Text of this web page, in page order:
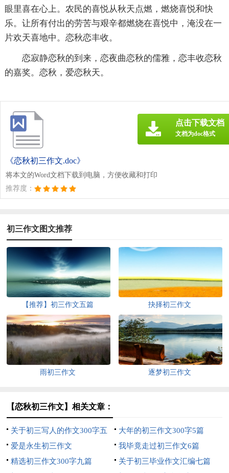
眼里喜在心上。农民的喜悦从秋天点燃，燃烧喜悦和快
乐。让所有付出的劳苦与艰辛都燃烧在喜悦中，淹没在一
片欢天喜地中。恋秋恋丰收。
恋寂静恋秋的到来，恋夜曲恋秋的儒雅，恋丰收恋秋
的嘉奖。恋秋，爱恋秋天。
《恋秋初三作文.doc》
将本文的Word文档下载到电脑，方便收藏和打印
推荐度：
点击下载文档
文档为doc格式
初三作文图文推荐
【推荐】初三作文五篇 抉择初三作文
雨初三作文 逐梦初三作文
【恋秋初三作文】相关文章：
关于初三写人的作文300字五
篇
大年的初三作文300字5篇
爱是永生初三作文
我毕竟走过初三作文6篇
精选初三作文300字九篇
关于初三毕业作文汇编七篇